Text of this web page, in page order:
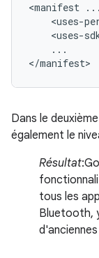
<manifest
<uses-
<uses-
...
</manifest>
Dans le
également le
Résultat
tous les
Bluetooth,